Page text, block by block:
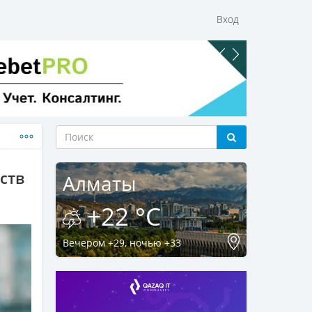
Вход
Алматы
+22 °C
Вечером +29, ночью +33